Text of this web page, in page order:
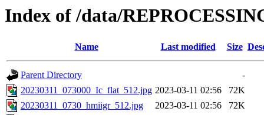
Index of /data/
Name Last modified Size
Parent Directory
-
20230311_073000_Ic_flat_512.jpg 2023-03-11 02:56
72K
20230311_0730_hmiigr_512.jpg
2023-03-11 02:56
72K